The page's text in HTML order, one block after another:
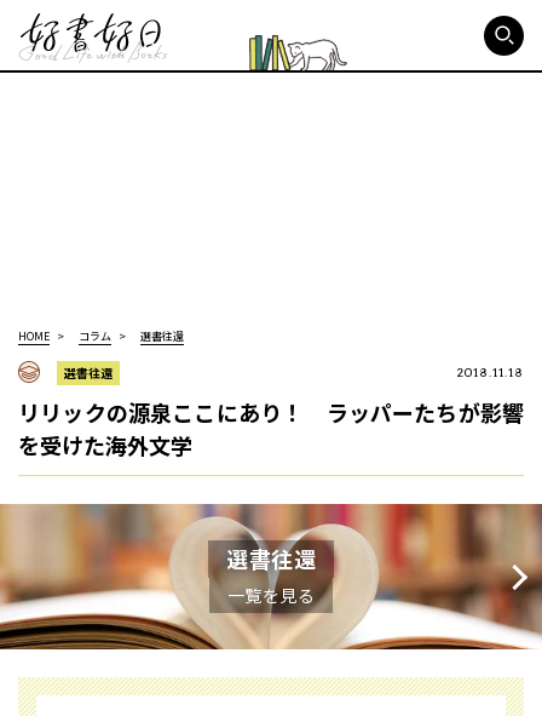
HOME コラム 選書往還
選書往還 2018.11.18
リリックの源泉ここにあり！ ラッパーたちが影響
を受けた海外文学
選書往還
一覧を見る